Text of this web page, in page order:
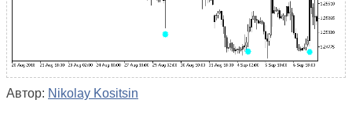
Автор: Nikolay Kositsin